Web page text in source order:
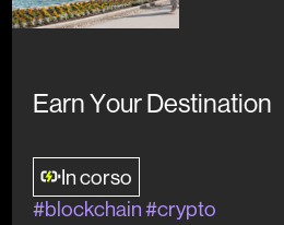
Chi
Earn Your Destination
In corso
#blockchain #crypto